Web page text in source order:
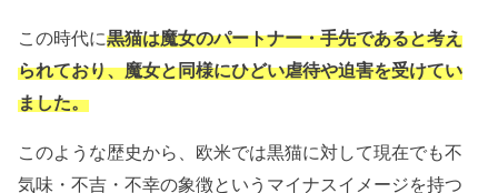
この時代に黒猫は魔女のパートナー・手先であると考え
られており、魔女と同様にひどい虐待や迫害を受けてい
ました。
このような歴史から、欧米では黒猫に対して現在でも不
気味・不吉・不幸の象徴というマイナスイメージを持つ